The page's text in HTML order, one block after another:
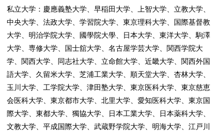
私立大学：慶應義塾大学、早稲田大学、上智大学、立教大学、
中央大学、法政大学、学習院大学、東京理科大学、国際基督教
大学、明治学院大学、國學院大學、日本大学、東洋大学、駒澤
大学、専修大学、国士舘大学、名古屋学芸大学、関西学院大
学、関西大学、同志社大学、立命館大学、近畿大学、関西外国
語大学、久留米大学、芝浦工業大学、順天堂大学、杏林大学、
玉川大学、工学院大学、津田塾大学、東京医科大学、東京慈恵
会医科大学、東京都市大学、北里大学、愛知医科大学、東京国
際大学、東都大学、獨協大学、日本工業大学、日本薬科大学、
文教大学、平成国際大学、武蔵野学院大学、明海大学、江戸川